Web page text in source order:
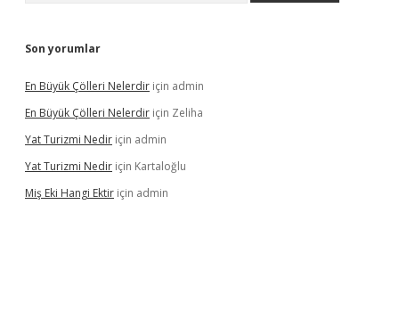
Son yorumlar
En Büyük Çölleri Nelerdir için admin
En Büyük Çölleri Nelerdir için Zeliha
Yat Turizmi Nedir için admin
Yat Turizmi Nedir için Kartaloğlu
Miş Eki Hangi Ektir için admin